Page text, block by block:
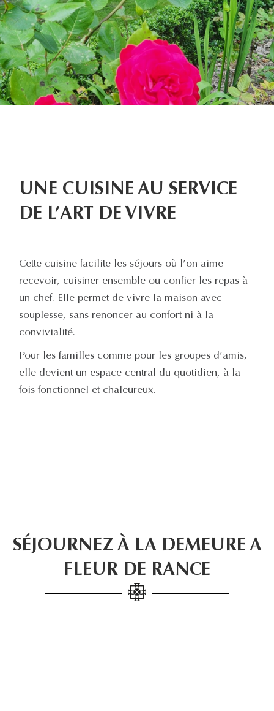
UNE CUISINE AU SERVICE
DE L’ART DE VIVRE
Cette cuisine facilite les séjours où l’on aime
recevoir, cuisiner ensemble ou confier les repas à
un chef. Elle permet de vivre la maison avec
souplesse, sans renoncer au confort ni à la
convivialité.
Pour les familles comme pour les groupes d’amis,
elle devient un espace central du quotidien, à la
fois fonctionnel et chaleureux.
SÉJOURNEZ À LA DEMEURE A
FLEUR DE RANCE